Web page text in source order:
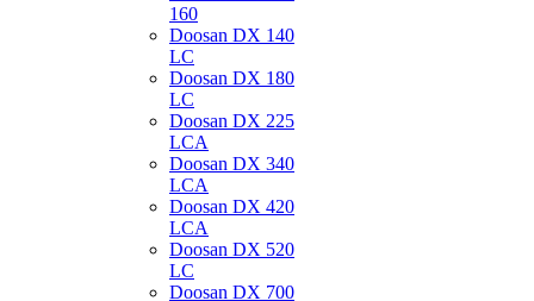
160
Doosan DX 140
LC
Doosan DX 180
LC
Doosan DX 225
LCA
Doosan DX 340
LCA
Doosan DX 420
LCA
Doosan DX 520
LC
Doosan DX 700